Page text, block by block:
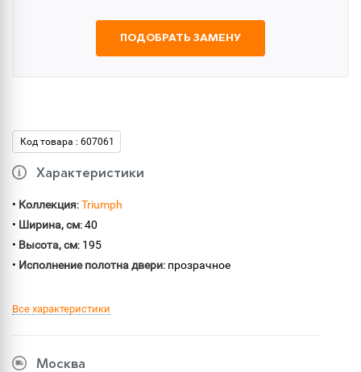
ПОДОБРАТЬ ЗАМЕНУ
Код товара : 607061
Характеристики
• Коллекция:Triumph
• Ширина, см: 40
• Высота, см: 195
• Исполнение полотна двери: прозрачное
Все характеристики
Москва